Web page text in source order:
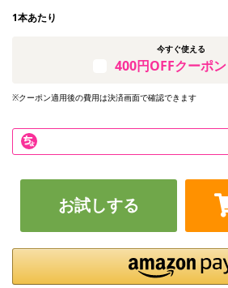
1本あたり
今すぐ使える
400円OFFクーポン
※クーポン適用後の費用は決済画面で確認できます
お試しする